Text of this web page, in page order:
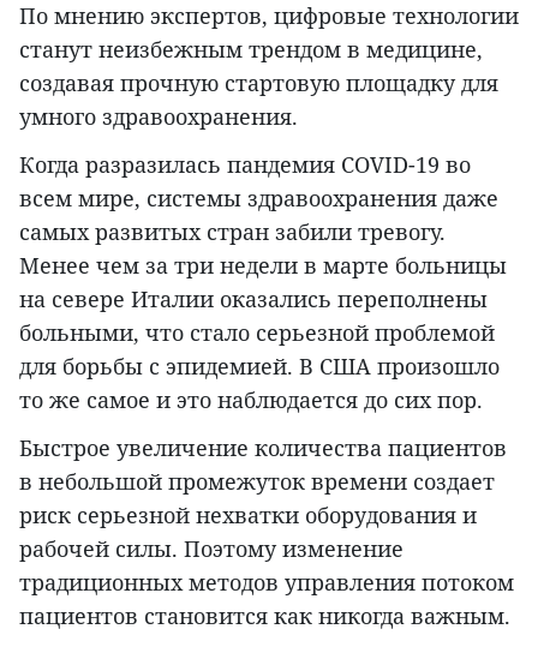
По мнению экспертов, цифровые технологии
станут неизбежным трендом в медицине,
создавая прочную стартовую площадку для
умного здравоохранения.
Когда разразилась пандемия COVID-19 во
всем мире, системы здравоохранения даже
самых развитых стран забили тревогу.
Менее чем за три недели в марте больницы
на севере Италии оказались переполнены
больными, что стало серьезной проблемой
для борьбы с эпидемией. В США произошло
то же самое и это наблюдается до сих пор.
Быстрое увеличение количества пациентов
в небольшой промежуток времени создает
риск серьезной нехватки оборудования и
рабочей силы. Поэтому изменение
традиционных методов управления потоком
пациентов становится как никогда важным.